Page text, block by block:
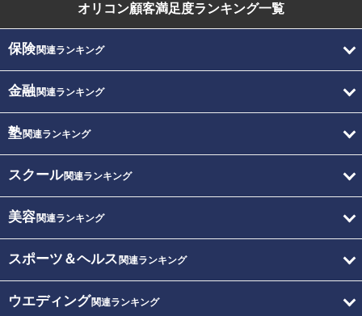
オリコン顧客満足度ランキング一覧
保険関連ランキング
金融関連ランキング
塾関連ランキング
スクール関連ランキング
美容関連ランキング
スポーツ＆ヘルス 関連ランキング
ウエディング関連ランキング